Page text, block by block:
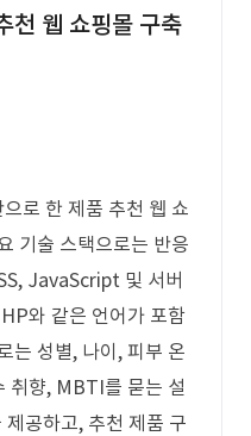
천 웹 쇼핑몰 구축
로 한 제품 추천 웹 쇼
기술 스택으로는 반응
JavaScript 및 서버
와 같은 언어가 포함
는 성별, 나이, 피부 온
취향, MBTI를 묻는 설
공하고, 추천 제품 구